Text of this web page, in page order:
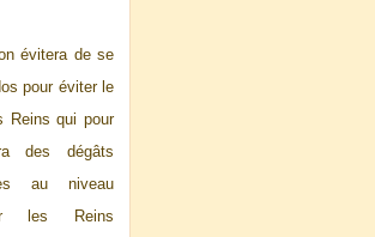
évitera de se
pour éviter le
Reins qui pour
des dégâts
au niveau
les Reins